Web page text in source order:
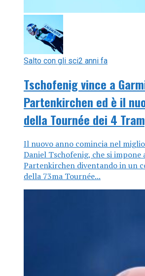
Salto con gli sci2 anni fa
Tschofenig vince a
Partenkirchen ed è il
della Tournée dei 4
Il nuovo anno comincia nel
Daniel Tschofenig, che si impone
Partenkirchen diventando in un
della 73ma Tournée...